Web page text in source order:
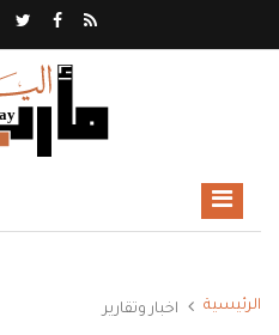
الرئيسية اخبار وتقارير